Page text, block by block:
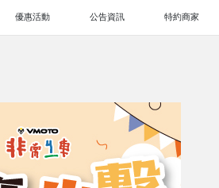
優惠活動 公告資訊 特約商家